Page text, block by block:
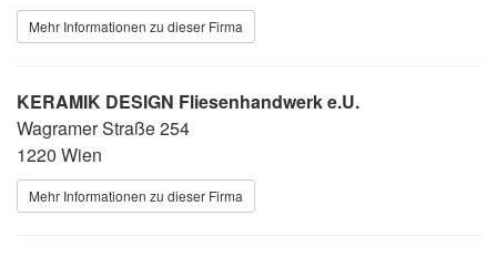
Mehr Informationen zu dieser Firma
KERAMIK DESIGN Fliesenhandwerk e.U.
Wagramer Straße 254
1220 Wien
Mehr Informationen zu dieser Firma